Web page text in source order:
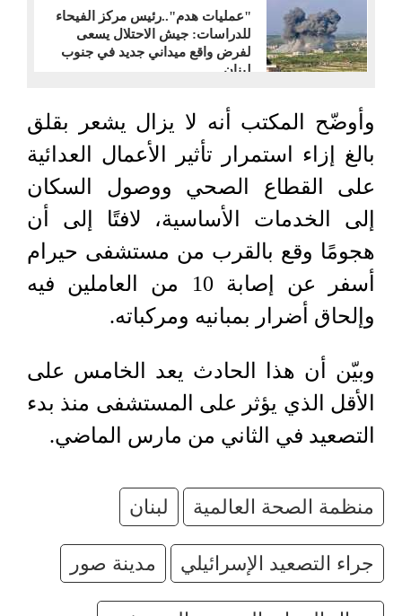
"عمليات هدم"..رئيس مركز الفيحاء
للدراسات: جيش الاحتلال يسعى
لفرض واقع ميداني جديد في جنوب
لبنان
وأوضّح المكتب أنه لا يزال يشعر بقلق
بالغ إزاء استمرار تأثير الأعمال العدائية
على القطاع الصحي ووصول السكان
إلى الخدمات الأساسية، لافتًا إلى أن
هجومًا وقع بالقرب من مستشفى حيرام
أسفر عن إصابة 10 من العاملين فيه
وإلحاق أضرار بمبانيه ومركباته.
وبيّن أن هذا الحادث يعد الخامس على
الأقل الذي يؤثر على المستشفى منذ بدء
التصعيد في الثاني من مارس الماضي.
منظمة الصحة العالمية لبنان
جراء التصعيد الإسرائيلي مدينة صور